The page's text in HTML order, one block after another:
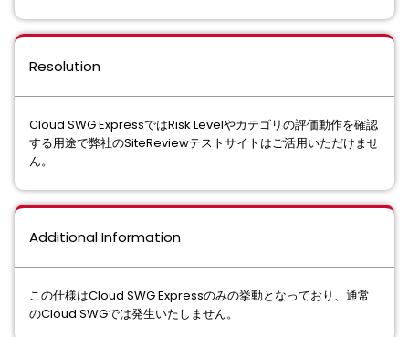
Resolution
Cloud SWG ExpressではRisk Levelやカテゴリの評価動作を確認
する用途で弊社のSiteReviewテストサイトはご活用いただけませ
ん。
Additional Information
この仕様はCloud SWG Expressのみの挙動となっており、通常
のCloud SWGでは発生いたしません。